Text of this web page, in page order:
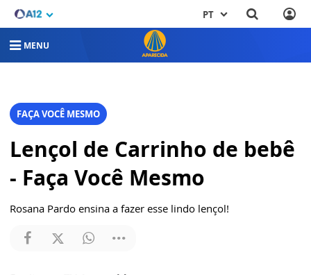
PT
MENU
FAÇA VOCÊ MESMO
Lençol de Carrinho de bebê
- Faça Você Mesmo
Rosana Pardo ensina a fazer esse lindo lençol!